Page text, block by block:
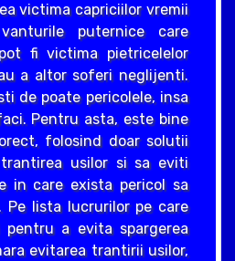
victima capriciilor vremii
puternice care
fi victima pietricelelor
a altor soferi neglijenti.
de poate pericolele, insa
Pentru asta, este bine
folosind doar solutii
usilor si sa eviti
in care exista pericol sa
Pe lista lucrurilor pe care
a evita spargerea
evitarea trantirii usilor,